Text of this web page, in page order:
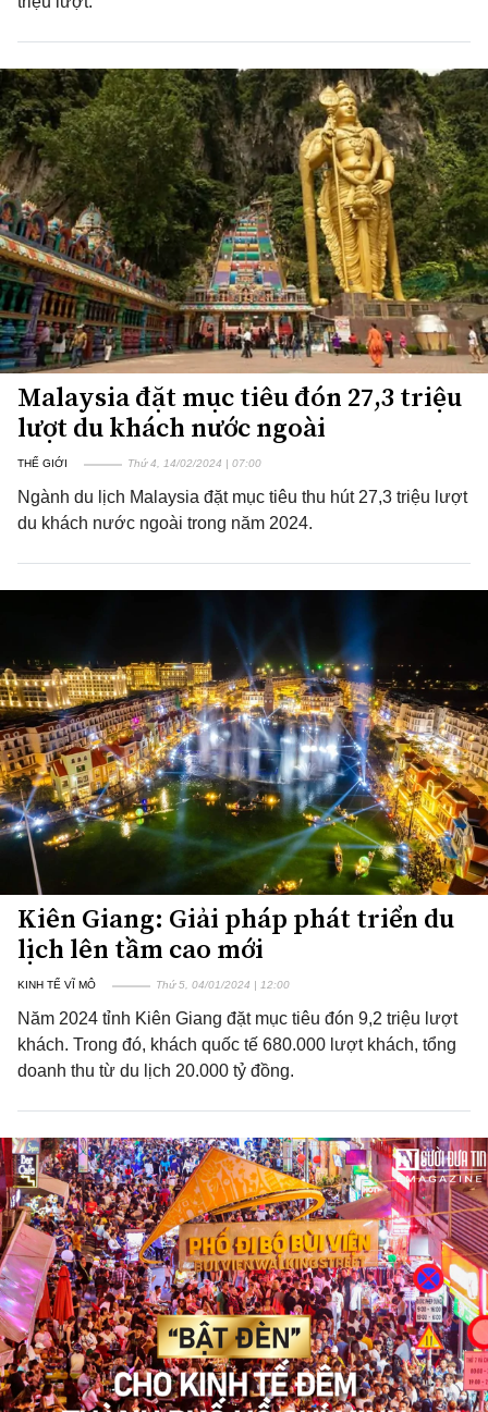
Malaysia đặt mục tiêu đón 27,3 triệu
lượt du khách nước ngoài
THẾ GIỚI Thứ 4, 14/02/2024 | 07:00
Ngành du lịch Malaysia đặt mục tiêu thu hút 27,3 triệu lượt
du khách nước ngoài trong năm 2024.
Kiên Giang: Giải pháp phát triển du
lịch lên tầm cao mới
KINH TẾ VĨ MÔ Thứ 5, 04/01/2024 | 12:00
Năm 2024 tỉnh Kiên Giang đặt mục tiêu đón 9,2 triệu lượt
khách. Trong đó, khách quốc tế 680.000 lượt khách, tổng
doanh thu từ du lịch 20.000 tỷ đồng.